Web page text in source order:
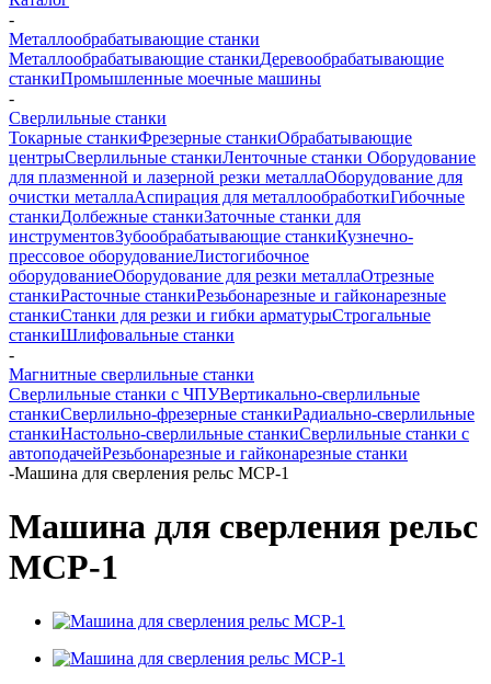
-
Металлообрабатывающие станки
Металлообрабатывающие станкиДеревообрабатывающие
станкиПромышленные моечные машины
-
Сверлильные станки
Токарные станкиФрезерные станкиОбрабатывающие
центрыСверлильные станкиЛенточные станки Оборудование
для плазменной и лазерной резки металлаОборудование для
очистки металлаАспирация для металлообработкиГибочные
станкиДолбежные станкиЗаточные станки для
инструментовЗубообрабатывающие станкиКузнечно-
прессовое оборудованиеЛистогибочное
оборудованиеОборудование для резки металлаОтрезные
станкиРасточные станкиРезьбонарезные и гайконарезные
станкиСтанки для резки и гибки арматурыСтрогальные
станкиШлифовальные станки
-
Магнитные сверлильные станки
Сверлильные станки с ЧПУВертикально-сверлильные
станкиСверлильно-фрезерные станкиРадиально-сверлильные
станкиНастольно-сверлильные станкиСверлильные станки с
автоподачейРезьбонарезные и гайконарезные станки
-Машина для сверления рельс МСР-1
Машина для сверления рельс
МСР-1